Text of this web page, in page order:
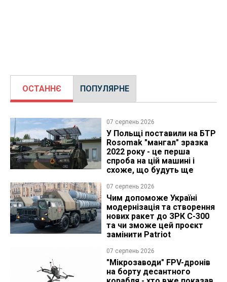
ОСТАННЄ ПОПУЛЯРНЕ
07 серпень 2026
У Польщі поставили на БТР
Rosomak "мангал" зразка
2022 року - це перша
спроба на цій машині і
схоже, що будуть ще
07 серпень 2026
Чим допоможе Україні
модернізація та створення
нових ракет до ЗРК С-300
та чи зможе цей проєкт
замінити Patriot
07 серпень 2026
"Мікрозаводи" FPV-дронів
на борту десантного